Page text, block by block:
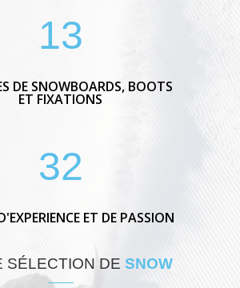
13
DE SNOWBOARDS, BOOTS
ET FIXATIONS
32
ET DE PASSION
SÉLECTION DE SNOW